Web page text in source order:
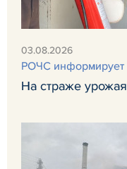
03.08.2026
РОЧС информирует
На страже урожая